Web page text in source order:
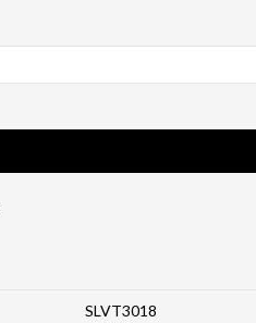
SLVT3018